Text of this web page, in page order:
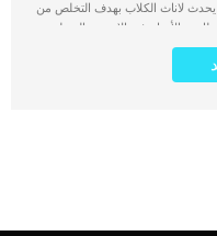
يحدث لاناث الكلاب بهدف التخلص من
والأورام فى الانسجة المهبلية
في الحجم والملمس ويمكن أن تكون
عند الكلاب “البيومترا” كما يمكن
داخل أو خارج الأنسجة المهبلية